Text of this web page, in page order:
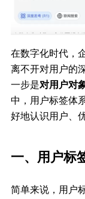
在数字化时代，
离不开对用户的
一步是对用户对
中，用户标签体
好地认识用户、
一、用户标
简单来说，用户